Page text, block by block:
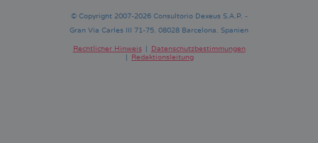
© Copyright 2007-2026 Consultorio Dexeus S.A.P. -
Gran Via Carles III 71-75. 08028 Barcelona. Spanien
Rechtlicher Hinweis
Datenschutzbestimmungen
Redaktionsleitung